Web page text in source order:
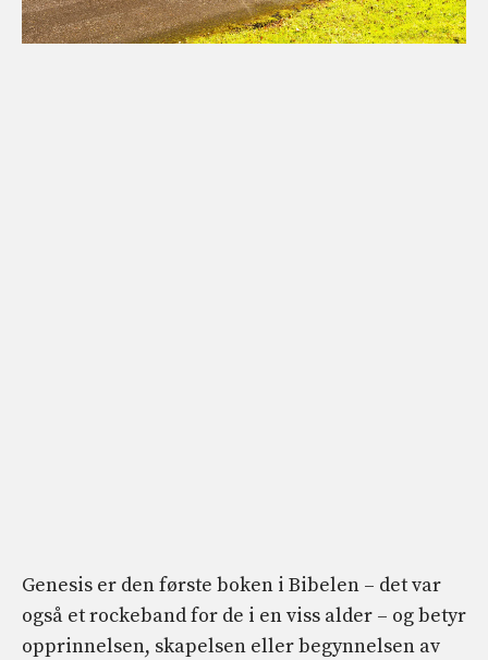
Genesis er den første boken i Bibelen – det var
også et rockeband for de i en viss alder – og betyr
opprinnelsen, skapelsen eller begynnelsen av